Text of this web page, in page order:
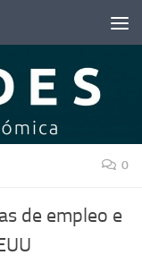
0
de empleo e